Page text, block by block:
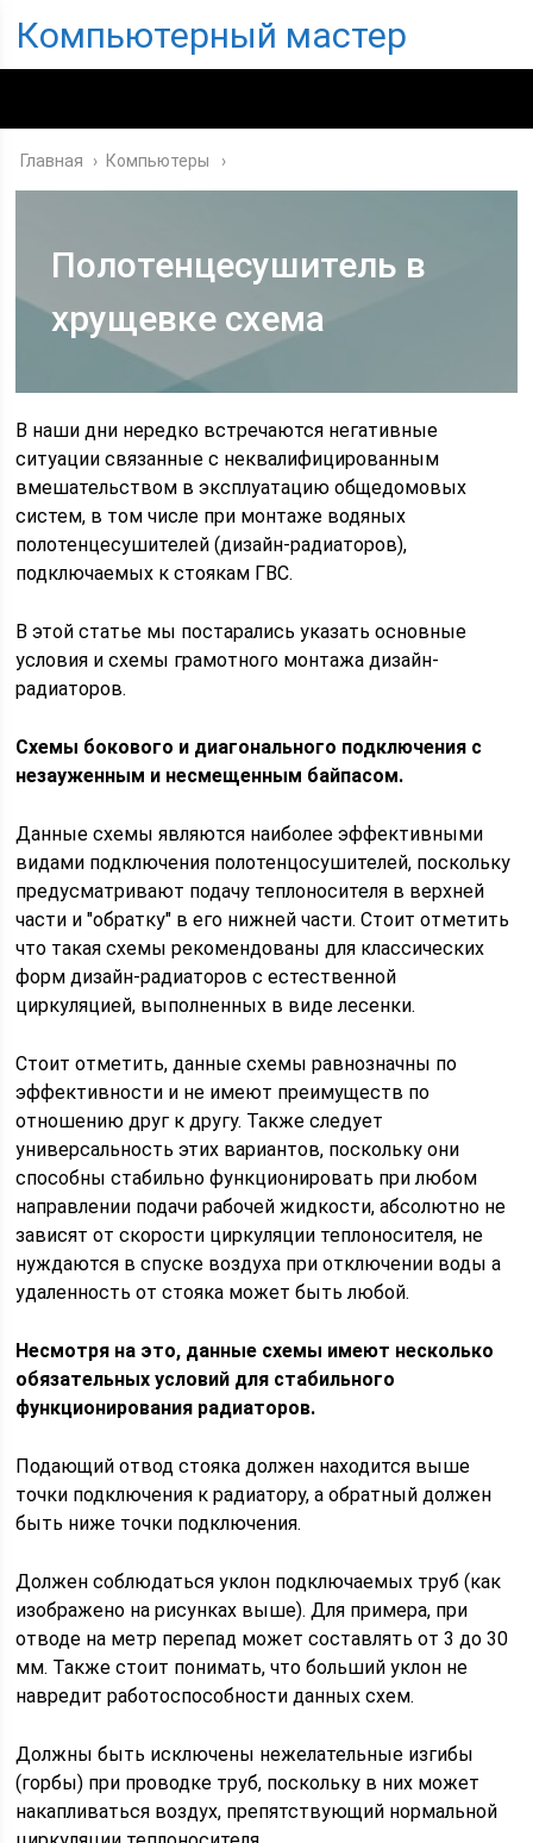
Компьютерный мастер
Главная › Компьютеры
Полотенцесушитель в
хрущевке схема
В наши дни нередко встречаются негативные
ситуации связанные с неквалифицированным
вмешательством в эксплуатацию общедомовых
систем, в том числе при монтаже водяных
полотенцесушителей (дизайн-радиаторов),
подключаемых к стоякам ГВС.
В этой статье мы постарались указать основные
условия и схемы грамотного монтажа дизайн-
радиаторов.
Схемы бокового и диагонального подключения с
незауженным и несмещенным байпасом.
Данные схемы являются наиболее эффективными
видами подключения полотенцосушителей, поскольку
предусматривают подачу теплоносителя в верхней
части и "обратку" в его нижней части. Стоит отметить
что такая схемы рекомендованы для классических
форм дизайн-радиаторов с естественной
циркуляцией, выполненных в виде лесенки.
Стоит отметить, данные схемы равнозначны по
эффективности и не имеют преимуществ по
отношению друг к другу. Также следует
универсальность этих вариантов, поскольку они
способны стабильно функционировать при любом
направлении подачи рабочей жидкости, абсолютно не
зависят от скорости циркуляции теплоносителя, не
нуждаются в спуске воздуха при отключении воды а
удаленность от стояка может быть любой.
Несмотря на это, данные схемы имеют несколько
обязательных условий для стабильного
функционирования радиаторов.
Подающий отвод стояка должен находится выше
точки подключения к радиатору, а обратный должен
быть ниже точки подключения.
Должен соблюдаться уклон подключаемых труб (как
изображено на рисунках выше). Для примера, при
отводе на метр перепад может составлять от 3 до 30
мм. Также стоит понимать, что больший уклон не
навредит работоспособности данных схем.
Должны быть исключены нежелательные изгибы
(горбы) при проводке труб, поскольку в них может
накапливаться воздух, препятствующий нормальной